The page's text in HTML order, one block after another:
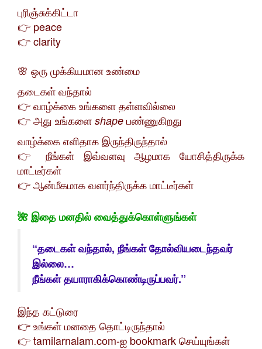
புரிஞ்சுக்கிட்டா
👉 peace
👉 clarity
🌸 ஒரு முக்கியமான உண்மை
தடைகள் வந்தால்
👉 வாழ்க்கை உங்களை தள்ளவில்லை
👉 அது உங்களை shape பண்ணுகிறது
வாழ்க்கை எளிதாக இருந்திருந்தால்
👉 நீங்கள் இவ்வளவு ஆழமாக யோசித்திருக்க
மாட்டீர்கள்
👉 ஆன்மீகமாக வளர்ந்திருக்க மாட்டீர்கள்
🌺 இதை மனதில் வைத்துக்கொள்ளுங்கள்
“தடைகள் வந்தால், நீங்கள் தோல்வியடைந்தவர்
இல்லை…
நீங்கள் தயாராகிக்கொண்டிருப்பவர்.”
இந்த கட்டுரை
👉 உங்கள் மனதை தொட்டிருந்தால்
👉 tamilarnalam.com-ஐ bookmark செய்யுங்கள்